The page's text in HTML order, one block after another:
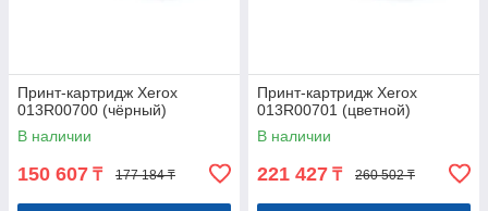
Принт-картридж Xerox
013R00700 (чёрный)
В наличии
150 607 ₸ 177 184 ₸
Принт-картридж Xerox
013R00701 (цветной)
В наличии
221 427 ₸ 260 502 ₸